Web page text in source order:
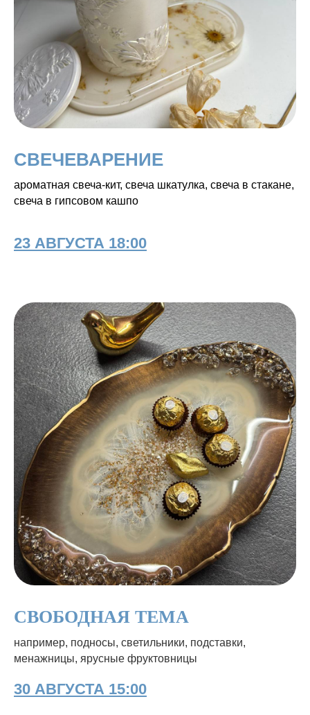
СВЕЧЕВАРЕНИЕ
ароматная свеча-кит, свеча шкатулка, свеча в стакане,
свеча в гипсовом кашпо
23 АВГУСТА 18:00
СВОБОДНАЯ ТЕМА
например, подносы, светильники, подставки,
менажницы, ярусные фруктовницы
30 АВГУСТА 15:00